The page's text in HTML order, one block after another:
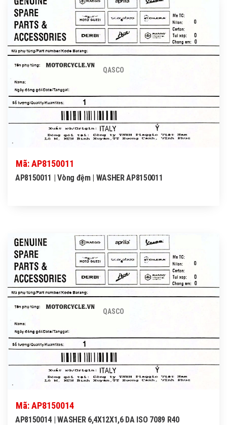
QASCO
Mã: AP8150011
AP8150011 | Vòng đệm | WASHER AP8150011
QASCO
Mã: AP8150014
AP8150014 | WASHER 6,4X12X1,6 DA ISO 7089 R40